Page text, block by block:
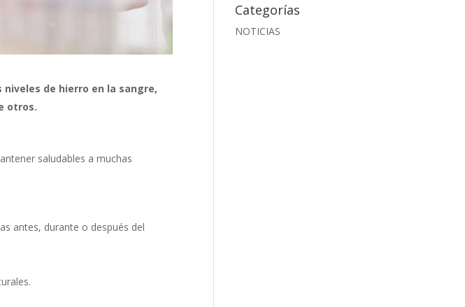
de hierro en la sangre,
otros.
saludables a muchas
antes, durante o después del
Categorías
NOTICIAS